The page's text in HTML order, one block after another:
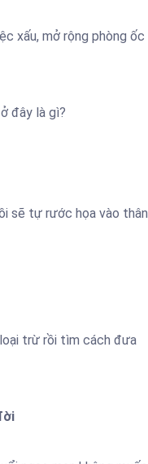
xấu, mở rộng phòng ốc
đây là gì?
sẽ tự rước họa vào
trừ rồi tìm cách đưa